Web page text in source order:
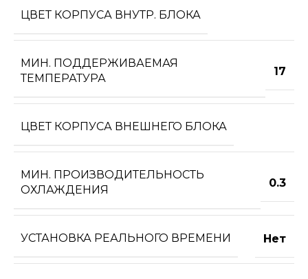
ЦВЕТ КОРПУСА ВНУТР. БЛОКА
МИН. ПОДДЕРЖИВАЕМАЯ
ТЕМПЕРАТУРА
17
ЦВЕТ КОРПУСА ВНЕШНЕГО БЛОКА
МИН. ПРОИЗВОДИТЕЛЬНОСТЬ
ОХЛАЖДЕНИЯ
0.3
УСТАНОВКА РЕАЛЬНОГО ВРЕМЕНИ Нет